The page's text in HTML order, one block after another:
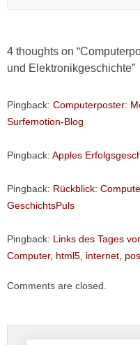
4 thoughts on “
und Elektronikgeschichte”
Pingback: Computerposter:
Surfemotion-Blog
Pingback: Apples
Pingback: Rückblick:
GeschichtsPuls
Pingback: Links des Tages
Computer, html5, internet,
Comments are closed.
Suche